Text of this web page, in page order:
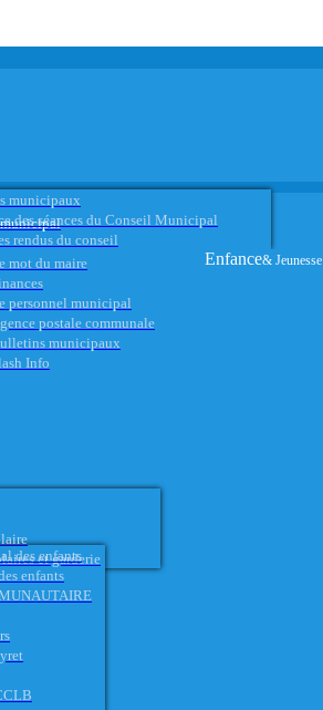
municipaux
des séances du Conseil Municipal
rendus du conseil
mot du maire
personnel municipal
postale communale
municipaux
Info
Enfance& Jeunesse
et garderie
des enfants
enfants